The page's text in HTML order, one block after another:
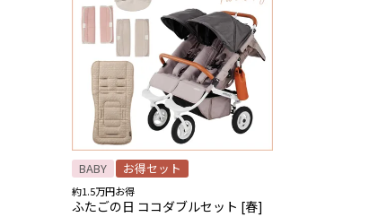
BABY お得セット
約1.5万円お得
ふたごの日 ココダブルセット [春]